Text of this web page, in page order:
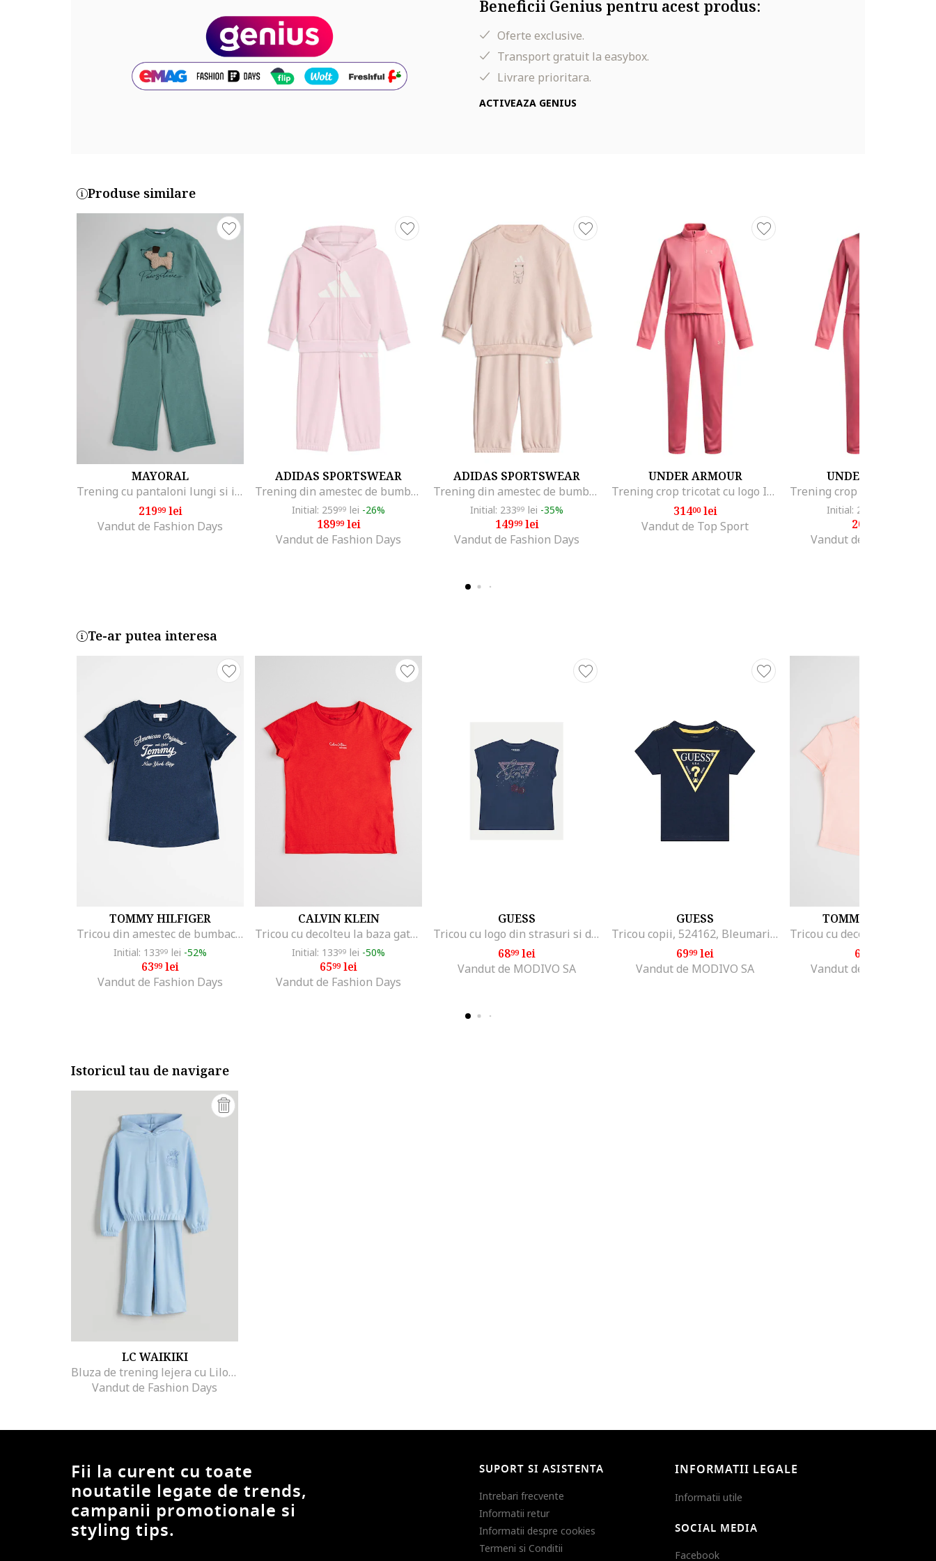
W5EB97Z4-FND
Beneficii Genius pentru acest produs:
Oferte exclusive.
Transport gratuit la easybox.
Livrare prioritara.
ACTIVEAZA GENIUS
Produse similare
MAYORAL
Trening cu pantaloni lungi si imprimeu cu catei
21999lei
Vandut de Fashion Days
ADIDAS SPORTSWEAR
Trening din amestec de bumbac cu fermoar, Alb/Roz pastel
Initial: 25999 lei -26%
18999lei
Vandut de Fashion Days
ADIDAS SPORTSWEAR
Trening din amestec de bumbac cu imprimeu grafic pe spate, Piersica
Initial: 23399 lei -35%
14999lei
Vandut de Fashion Days
UNDER ARMOUR
Trening crop tricotat cu logo Icon, Roz
31400lei
Vandut de Top Sport
UNDER ARMOUR
Initial: 295
209
Vandut de Fashion Days
Te-ar putea interesa
TOMMY HILFIGER
Tricou din amestec de bumbac organic si imprimeu logo, Argintiu/Bleumarin
Initial: 13399 lei -52%
6399lei
Vandut de Fashion Days
CALVIN KLEIN
Tricou cu decolteu la baza gatului si imprimeu logo, Rosu
Initial: 13399 lei -50%
6599lei
Vandut de Fashion Days
GUESS
Tricou cu logo din strasuri si decolteu la baza gatului
6899lei
Vandut de MODIVO SA
GUESS
Tricou copii, 524162, Bleumarin, Bumbac
6999lei
Vandut de MODIVO SA
TOMMY HILFIGER
62
Vandut de Fashion Days
Istoricul tau de navigare
LC WAIKIKI
Bluza de trening lejera cu Lilo&Stitch, Albastru deschis
Vandut de Fashion Days
Fii la curent cu toate
noutatile legate de trends,
campanii promotionale si
styling tips.
SUPORT SI ASISTENTA
Intrebari frecvente
Informatii retur
Informatii despre cookies
Termeni si Conditii
INFORMATII LEGALE
Informatii utile
SOCIAL MEDIA
Facebook